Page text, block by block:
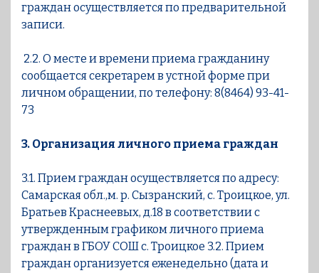
граждан осуществляется по предварительной
записи.
2.2. О месте и времени приема гражданину
сообщается секретарем в устной форме при
личном обращении, по телефону: 8(8464) 93-41-
73
3. Организация личного приема граждан
3.1. Прием граждан осуществляется по адресу:
Самарская обл.,м. р. Сызранский, с. Троицкое, ул.
Братьев Краснеевых, д.18 в соответствии с
утвержденным графиком личного приема
граждан в ГБОУ СОШ с. Троицкое 3.2. Прием
граждан организуется еженедельно (дата и